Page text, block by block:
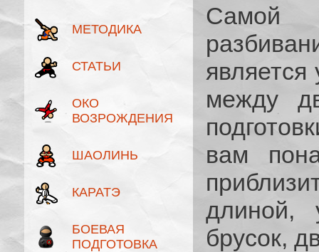
МЕТОДИКА
СТАТЬИ
ОКО
ВОЗРОЖДЕНИЯ
ШАОЛИНЬ
КАРАТЭ
БОЕВАЯ
ПОДГОТОВКА
Самой
между
вам
длиной,
брусок,